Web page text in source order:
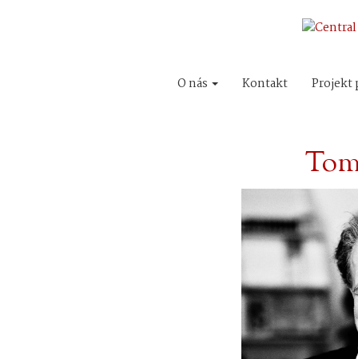
O nás Kontakt Projekt